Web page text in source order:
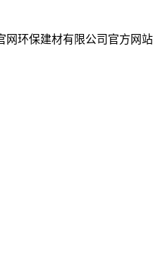
网环保建材有限公司官方网站